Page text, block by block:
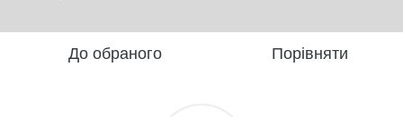
До обраного Порівняти